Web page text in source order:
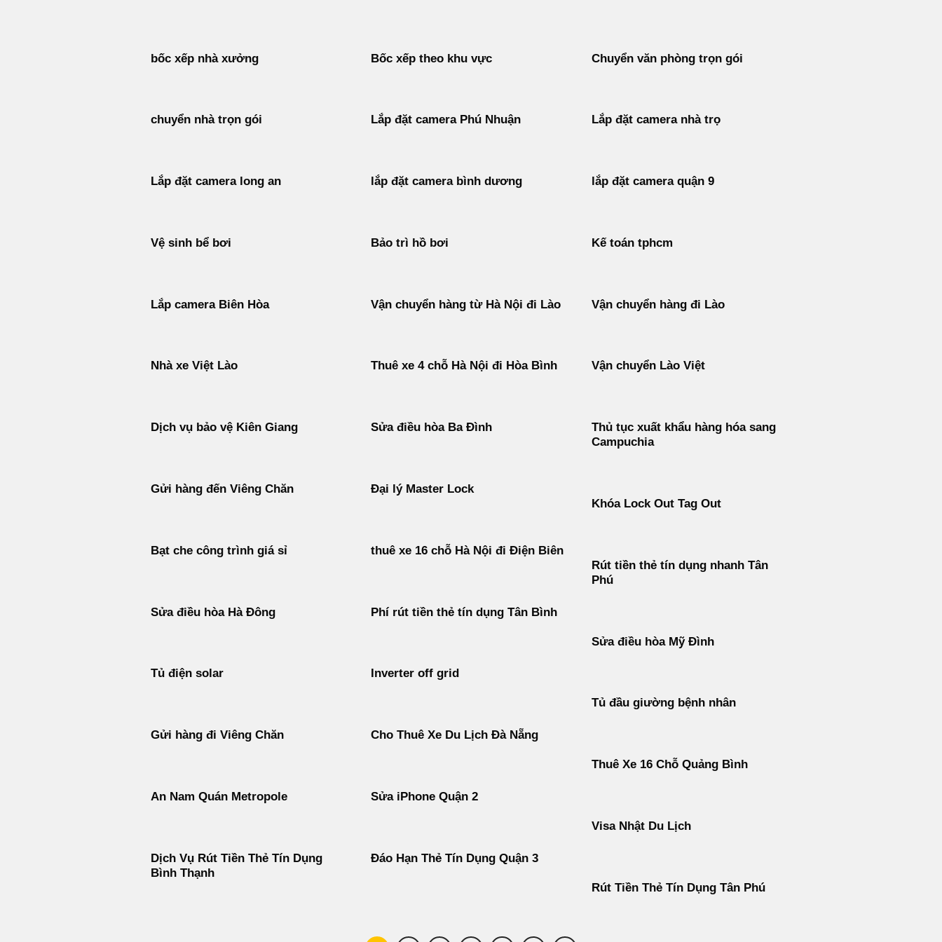
bốc xếp nhà xưởng Bốc xếp theo khu vực Chuyển văn phòng trọn gói
chuyển nhà trọn gói Lắp đặt camera Phú Nhuận Lắp đặt camera nhà trọ
Lắp đặt camera long an lắp đặt camera bình dương lắp đặt camera quận 9
Vệ sinh bể bơi Bảo trì hồ bơi Kế toán tphcm
Lắp camera Biên Hòa Vận chuyển hàng từ Hà Nội đi Lào Vận chuyển hàng đi Lào
Nhà xe Việt Lào Thuê xe 4 chỗ Hà Nội đi Hòa Bình Vận chuyển Lào Việt
Dịch vụ bảo vệ Kiên Giang Sửa điều hòa Ba Đình
Thủ tục xuất khẩu hàng hóa sang
Campuchia
Gửi hàng đến Viêng Chăn
Đại lý Master Lock
Khóa Lock Out Tag Out
Bạt che công trình giá sỉ
thuê xe 16 chỗ Hà Nội đi Điện Biên
Rút tiền thẻ tín dụng nhanh Tân
Phú
Sửa điều hòa Hà Đông Phí rút tiền thẻ tín dụng Tân Bình
Sửa điều hòa Mỹ Đình
Tủ điện solar Inverter off grid
Tủ đầu giường bệnh nhân
Gửi hàng đi Viêng Chăn Cho Thuê Xe Du Lịch Đà Nẵng
Thuê Xe 16 Chỗ Quảng Bình
An Nam Quán Metropole Sửa iPhone Quận 2
Visa Nhật Du Lịch
Dịch Vụ Rút Tiền Thẻ Tín Dụng
Bình Thạnh
Đáo Hạn Thẻ Tín Dụng Quận 3
Rút Tiền Thẻ Tín Dụng Tân Phú